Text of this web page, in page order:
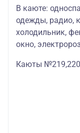
В каюте:
одежды, радио,
холодильник,
окно,
Каюты